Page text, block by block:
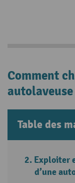
Comment
autolaveuse
Table des
Exploiter
d’une